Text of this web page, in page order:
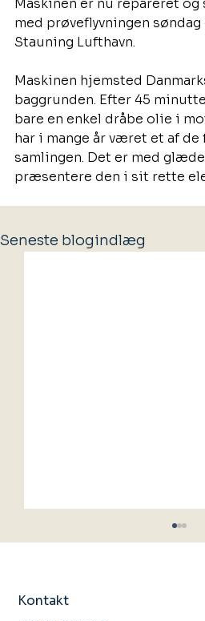
Maskinen er nu repareret
med prøveflyvningen
Stauning Lufthavn.
Maskinen hjemsted
baggrunden. Efter 45
bare en enkel dråbe olie i
har i mange år været et af de
samlingen. Det er med
præsentere den i sit rette
Seneste blogindlæg
Kontakt